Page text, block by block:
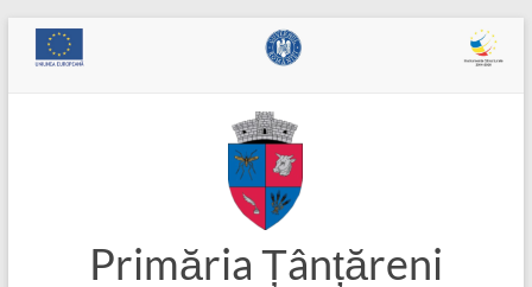
Skip
Primăria Țânțăreni